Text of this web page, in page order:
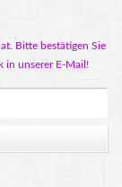
Bitte bestätigen Sie
in unserer E-Mail!